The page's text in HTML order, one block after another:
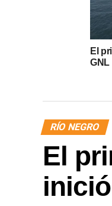
El
GNL
RÍO NEGRO
El